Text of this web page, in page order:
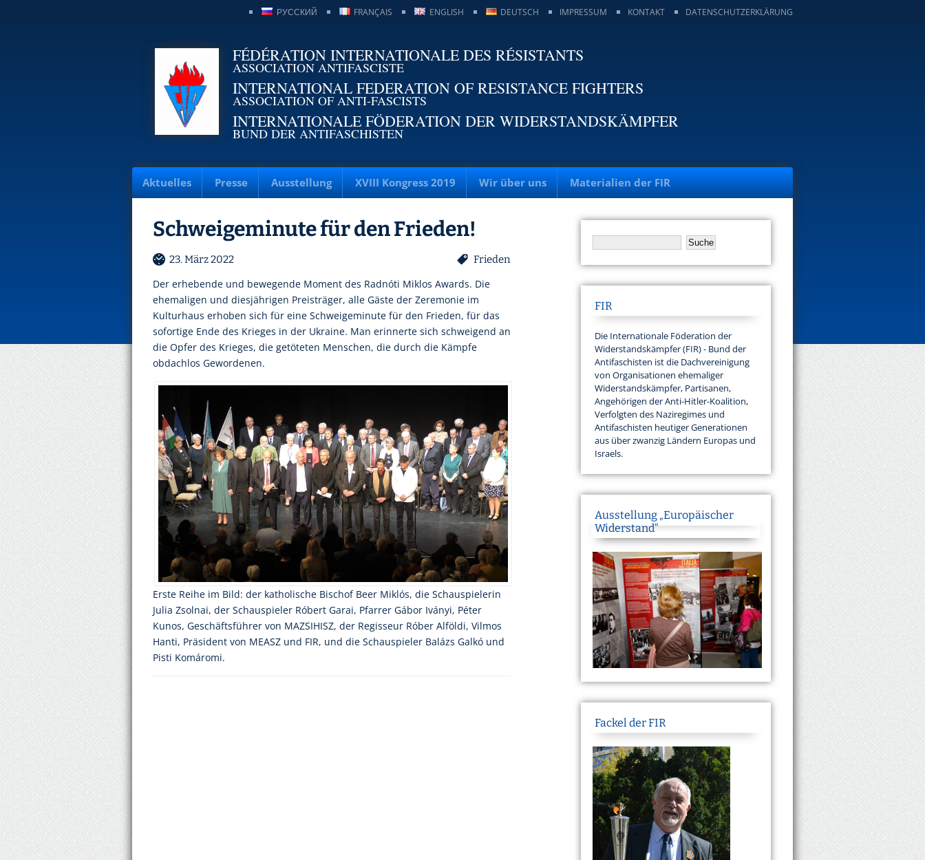
DATENSCHUTZERKLÄRUNG
KONTAKT
IMPRESSUM
DEUTSCH
ENGLISH
FRANÇAIS
РУССКИЙ
FÉDÉRATION INTERNATIONALE DES RÉSISTANTS
ASSOCIATION ANTIFASCISTE
INTERNATIONAL FEDERATION OF RESISTANCE FIGHTERS
ASSOCIATION OF ANTI-FASCISTS
INTERNATIONALE FÖDERATION DER WIDERSTANDSKÄMPFER
BUND DER ANTIFASCHISTEN
Aktuelles Presse Ausstellung XVIII Kongress 2019 Wir über uns Materialien der FIR
Schweigeminute für den Frieden!
23. März 2022 Frieden
Der erhebende und bewegende Moment des Radnóti Miklos Awards. Die
ehemaligen und diesjährigen Preisträger, alle Gäste der Zeremonie im
Kulturhaus erhoben sich für eine Schweigeminute für den Frieden, für das
sofortige Ende des Krieges in der Ukraine. Man erinnerte sich schweigend an
die Opfer des Krieges, die getöteten Menschen, die durch die Kämpfe
obdachlos Gewordenen.
Erste Reihe im Bild: der katholische Bischof Beer Miklós, die Schauspielerin
Julia Zsolnai, der Schauspieler Róbert Garai, Pfarrer Gábor Iványi, Péter
Kunos, Geschäftsführer von MAZSIHISZ, der Regisseur Róber Alföldi, Vilmos
Hanti, Präsident von MEASZ und FIR, und die Schauspieler Balázs Galkó und
Pisti Komáromi.
FIR
Die Internationale Föderation der
Widerstandskämpfer (FIR) - Bund der
Antifaschisten ist die Dachvereinigung
von Organisationen ehemaliger
Widerstandskämpfer, Partisanen,
Angehörigen der Anti-Hitler-Koalition,
Verfolgten des Naziregimes und
Antifaschisten heutiger Generationen
aus über zwanzig Ländern Europas und
Israels.
Ausstellung „Europäischer
Widerstand“
Fackel der FIR